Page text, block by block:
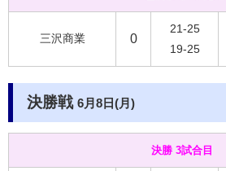
三沢商業 0
21-25
19-25
決勝戦 6月8日(月)
決勝 3試合目